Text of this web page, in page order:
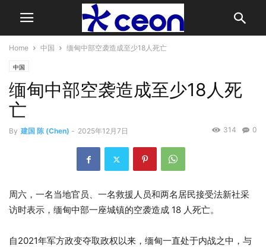
Home 中国 缅甸中部空袭造成至少18人死亡
中国
缅甸中部空袭造成至少18人死
亡
By 建国 陈 (Chen) - 2025年12月7日 0
314
周六，一名当地官员、一名救援人员和两名居民接受法新社采
访时表示，缅甸中部一座城镇的空袭造成 18 人死亡。
自2021年军方政变夺取政权以来，缅甸一直处于内战之中，与